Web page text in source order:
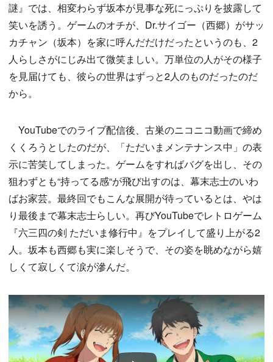
謎』では、相変わらず坂本が見事な死にっぷりを披露して
笑いを誘う。ゲームのオチが、Dr.サイゴー（西郷）がサッ
カチャン（坂本）を家に呼んだだけだったというのも、2
人らしさがにじみ出て微笑ましい。万単位の人がその様子
を見届けても、彼らの世界はずっと2人のものだったのだ
から。
YouTubeでのライブ配信後、古巣のニコニコ動画で締め
くくろうとしたのだが、「ただいまメンテナンス中」の表
示に苦笑してしまった。ゲームをすればバグを出し、その
狙わずとも“持ってる感“が飛び出すのは、幕末志士のいわ
ばお家芸。最終回でもこんな展開が待っているとは、やは
り最後まで幕末志士らしい。再びYouTubeでレトロゲーム
『六三四の剣 ただいま修行中』をプレイして盛り上がる2
人。坂本も西郷も実に楽しそうで、その姿を眺めながら嬉
しくて寂しくて涙が滲んだ。